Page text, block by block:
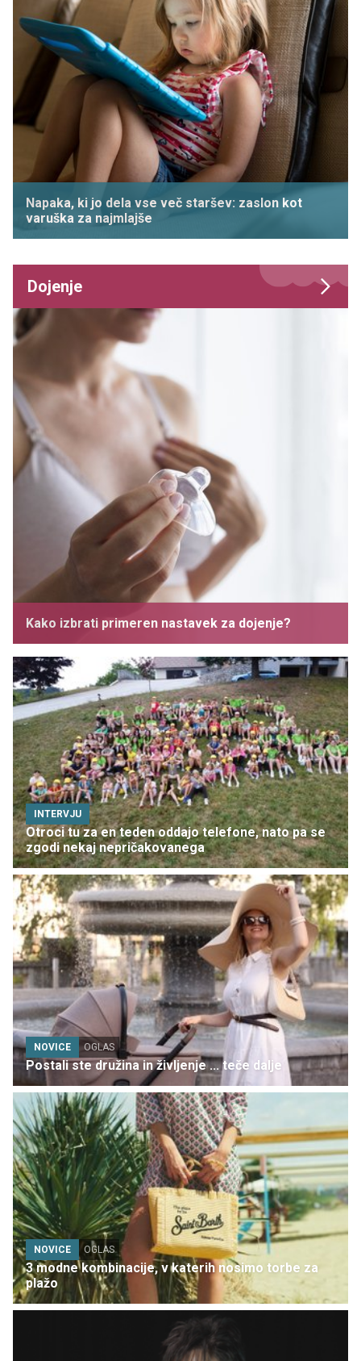
Napaka, ki jo dela vse več staršev: zaslon kot
varuška za najmlajše
Dojenje
Kako izbrati primeren nastavek za dojenje?
INTERVJU
Otroci tu za en teden oddajo telefone, nato pa se
zgodi nekaj nepričakovanega
NOVICE OGLAS
Postali ste družina in življenje ... teče dalje
NOVICE OGLAS
3 modne kombinacije, v katerih nosimo torbe za
plažo